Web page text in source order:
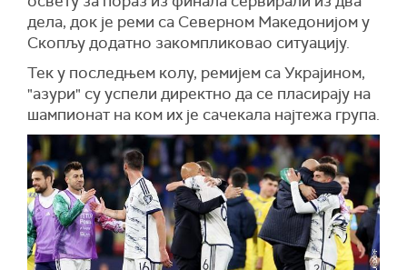
дела, док је реми са Северном Македонијом у
Скопљу додатно закомпликовао ситуацију.
Тек у последњем колу, ремијем са Украјином,
"азури" су успели директно да се пласирају на
шампионат на ком их је сачекала најтежа група.